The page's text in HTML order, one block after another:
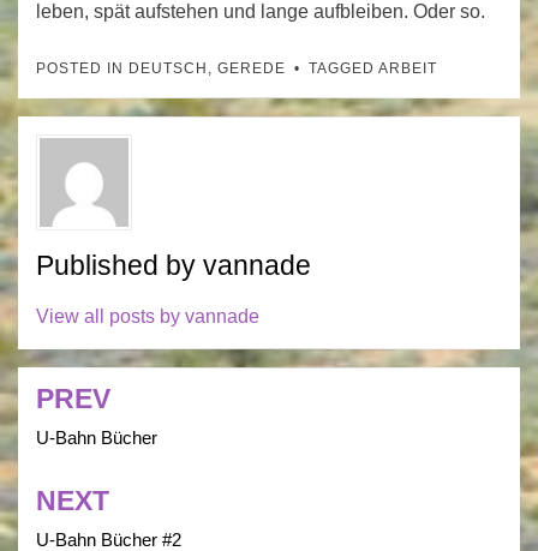
leben, spät aufstehen und lange aufbleiben. Oder so.
POSTED IN DEUTSCH , GEREDE TAGGED ARBEIT
Published by vannade
View all posts by vannade
Post
navigation
PREV
U-Bahn Bücher
NEXT
U-Bahn Bücher #2